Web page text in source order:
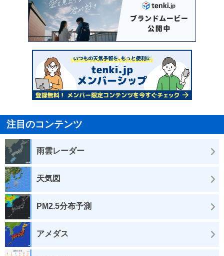
注目のコンテンツ
雨雲レーダー
天気図
PM2.5分布予測
アメダス